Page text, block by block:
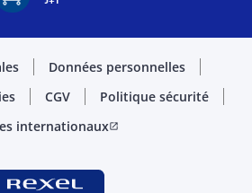
Données personnelles
CGV
Politique sécurité
internationauxopen_in_new